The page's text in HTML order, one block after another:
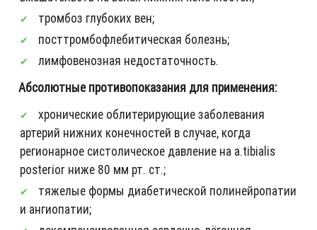
тромбоз глубоких вен;
посттромбофлебитическая болезнь;
лимфовенозная недостаточность.
Абсолютные противопоказания для применения:
хронические облитерирующие заболевания
артерий нижних конечностей в случае, когда
регионарное систолическое давление на a.tibialis
posterior ниже 80 мм рт. ст.;
тяжелые формы диабетической полинейропатии
и ангиопатии;